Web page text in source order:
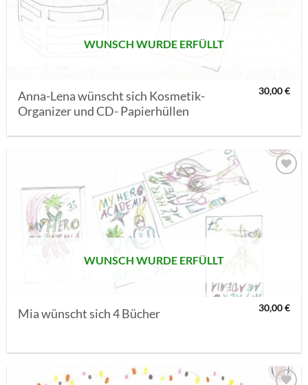
WUNSCH WURDE ERFÜLLT
Anna-Lena wünscht sich Kosmetik-
Organizer und CD- Papierhüllen
30,00€
AUF MEINE
MERKLISTE
WUNSCH WURDE ERFÜLLT
Mia wünscht sich 4 Bücher 30,00€